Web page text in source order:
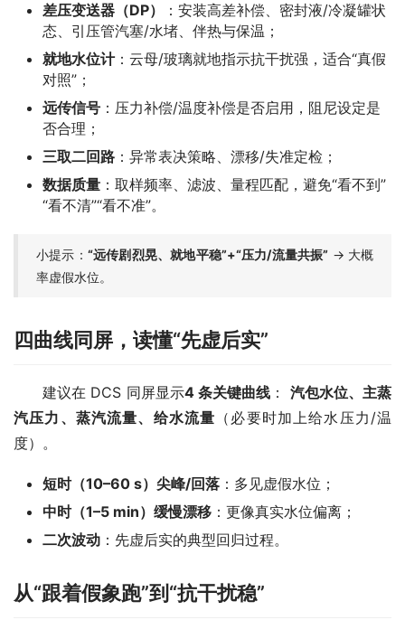
差压变送器 （DP）
：安装高差补偿、密封液/冷凝罐状
态、引压管汽塞/水堵、伴热与保温；
就地水位计：云母/玻璃就地指示抗干扰强，适合“真假
对照”；
远传信号 ：压力补偿/温度补偿是否启用，阻尼设定是
否合理；
三取二回路 ：异常表决策略、漂移/失准定检；
数据质量 ：取样频率、滤波、量程匹配，避免“看不到”
“看不清”“看不准”。
小提示： “远传剧烈晃、就地平稳”+“压力/流量共振” → 大概
率虚假水位。
四曲线同屏，读懂“先虚后实”
建议在 DCS 同屏显示4 条关键曲线 ： 汽包水位、主蒸
汽压力、蒸汽流量、给水流量 （必要时加上给水压力/温
度）。
短时（10–60 s）尖峰/回落 ：多见虚假水位；
中时（1–5 min）缓慢漂移 ：更像真实水位偏离；
二次波动 ：先虚后实的典型回归过程。
从“跟着假象跑”到“抗干扰稳”